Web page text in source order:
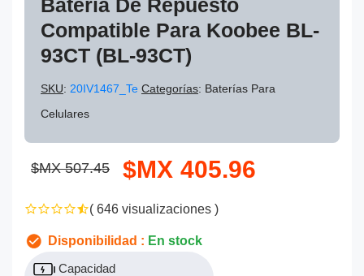
Batería De Repuesto
Compatible Para Koobee BL-
93CT (BL-93CT)
SKU: 20IV1467_Te Categorías: Baterías Para
Celulares
$MX 507.45 $MX 405.96
( 646 visualizaciones )
Disponibilidad : En stock
Capacidad